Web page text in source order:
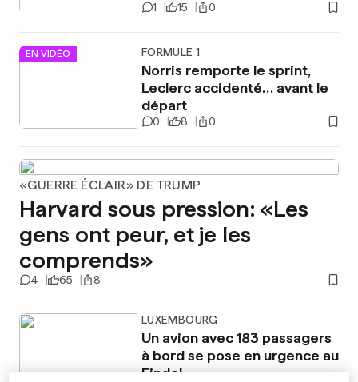
1 15 0
EN VIDÉO FORMULE 1
Norris remporte le sprint,
Leclerc accidenté… avant le
départ
0 8 0
«GUERRE ÉCLAIR» DE TRUMP
Harvard sous pression: «Les
gens ont peur, et je les
comprends»
4 65 8
LUXEMBOURG
Un avion avec 183 passagers
à bord se pose en urgence au
Findel